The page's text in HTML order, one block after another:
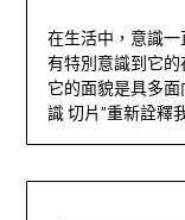
在生活中，意識
有特別意識到它的
它的面貌是具多
識 切片”重新詮釋